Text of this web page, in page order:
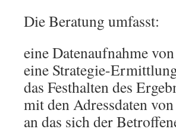
Die Beratung umfasst:
eine Datenaufnahme
eine Strategie-
das Festhalten des
mit den Adressdaten
an das sich der